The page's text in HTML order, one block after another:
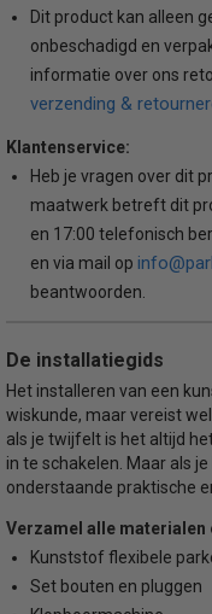
Dit product kan alleen
onbeschadigd en
informatie over ons
verzending &
Klantenservice:
Heb je vragen over dit
maatwerk betreft dit
en 17:00 telefonisch
en via mail op
beantwoorden.
De installatiegids
Het installeren van een
wiskunde, maar vereist
als je twijfelt is het altijd
in te schakelen. Maar als
onderstaande praktische
Verzamel alle materialen
Kunststof flexibele
Set bouten en pluggen